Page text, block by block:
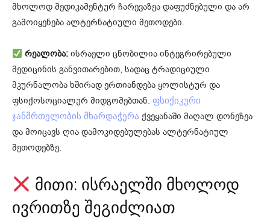
მხოლოდ მედიკამენტურ ჩარევაზეა დაფუძნებული და არ
გამოიყენება ალტერნატიული მეთოდები.
რეალობა: ისრაელი ცნობილია ინტეგრირებული
მედიცინის განვითარებით, სადაც ტრადიციული
მკურნალობა ხშირად ერთიანდება ყოლისტურ და
ფსიქოსოციალურ მიდგომებთან. ფსიქიკური
ჯანმრთელობის მხარდაჭერა ქვეყანაში მაღალ დონეზეა
და მოიცავს ღია დამოკიდებულებას ალტერნატიულ
მეთოდებზე.
მითი: ისრაელში მხოლოდ
ივრითზე შეგიძლიათ